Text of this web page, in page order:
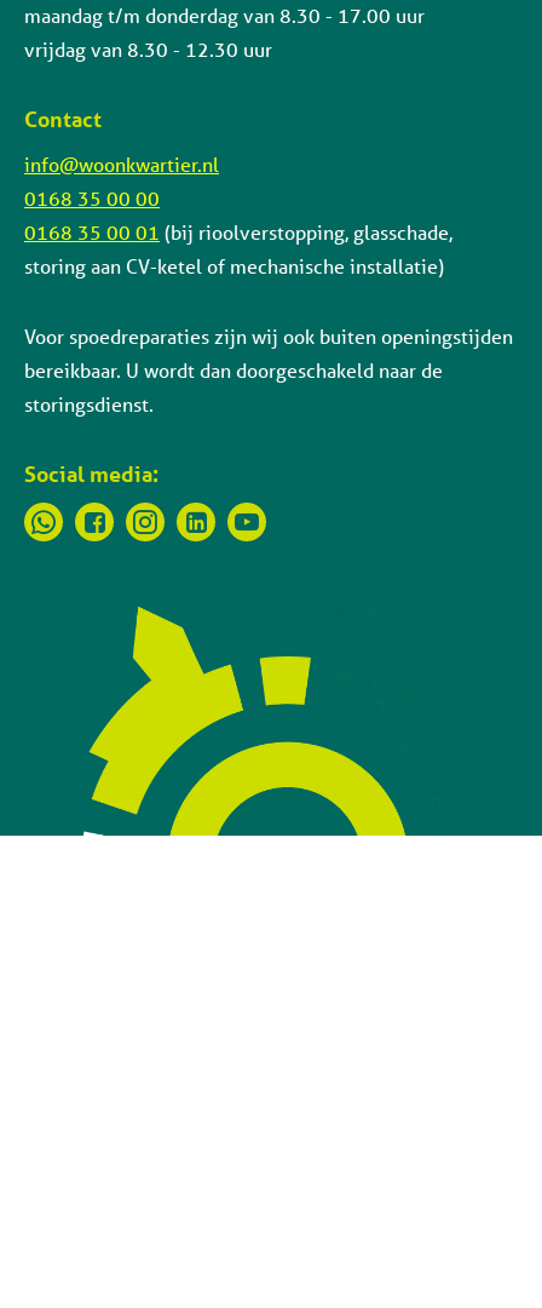
maandag t/m donderdag van 8.30 - 17.00 uur
vrijdag van 8.30 - 12.30 uur
Contact
info@woonkwartier.nl
0168 35 00 00
0168 35 00 01 (bij rioolverstopping, glasschade,
storing aan CV-ketel of mechanische installatie)
Voor spoedreparaties zijn wij ook buiten openingstijden
bereikbaar. U wordt dan doorgeschakeld naar de
storingsdienst.
Social media: